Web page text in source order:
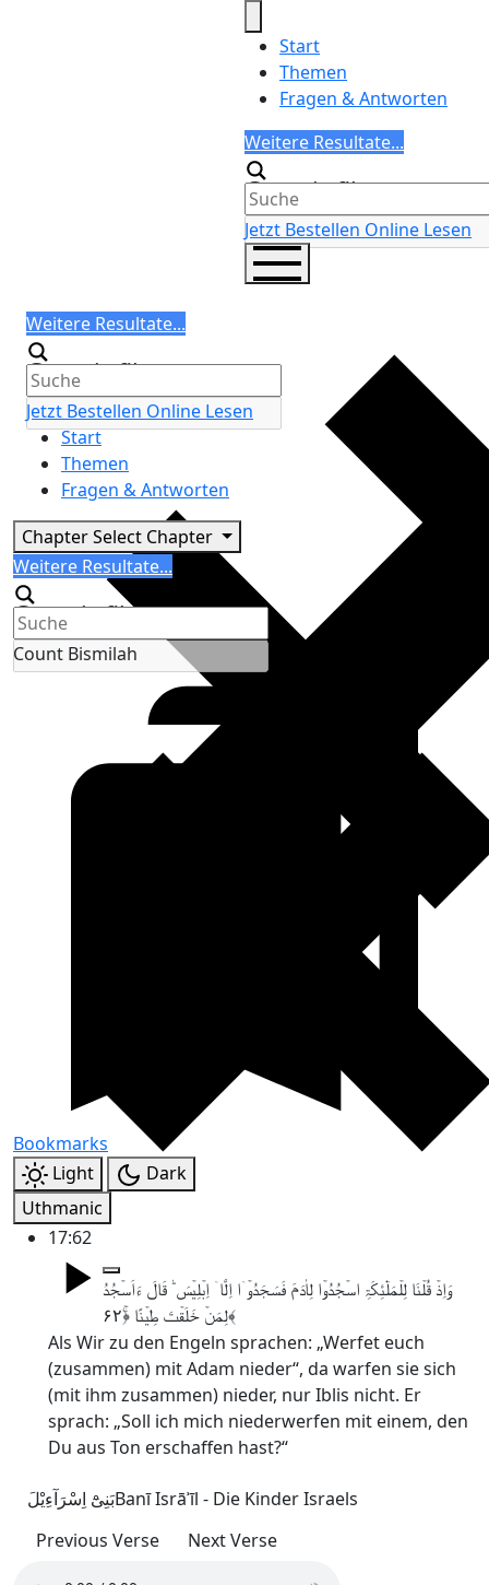
Start
Themen
Fragen & Antworten
Search
Weitere Resultate...
Generic filters
Jetzt Bestellen Online Lesen
Search
Weitere Resultate...
Generic filters
Jetzt Bestellen Online Lesen
Start
Themen
Fragen & Antworten
ChapterSelect Chapter
Search
Weitere Resultate...
Generic filters
Count Bismilah
Bookmarks
Light
Dark
Uthmanic
17:62
وَاِذۡ قُلۡنَا لِلۡمَلٰٓئِکَۃِ اسۡجُدُوۡا لِاٰدَمَ فَسَجَدُوۡۤا اِلَّاۤ اِبۡلِیۡسَ ؕ قَالَ ءَاَسۡجُدُ
لِمَنۡ خَلَقۡتَ طِیۡنًا ﴿ۚ۶۲﴾
Als Wir zu den Engeln sprachen: „Werfet euch
(zusammen) mit Adam nieder“, da warfen sie sich
(mit ihm zusammen) nieder, nur Iblis nicht. Er
sprach: „Soll ich mich niederwerfen mit einem, den
Du aus Ton erschaffen hast?“
بَنِیْٓ اِسْرَآءِیْلَBanī Isrāʾīl - Die Kinder Israels
Previous Verse
Next Verse